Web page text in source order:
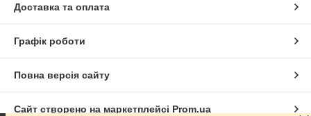
Доставка та оплата
Графік роботи
Повна версія сайту
Сайт створено на маркетплейсі Prom.ua